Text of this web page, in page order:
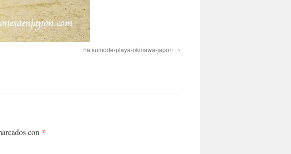
hatsumode-playa-okinawa-japon
con *